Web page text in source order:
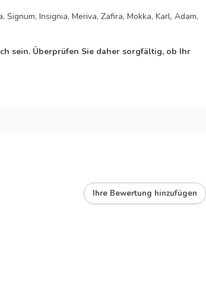
Insignia, Meriva, Zafira, Mokka, Karl, Adam,
sein. Überprüfen Sie daher sorgfältig, ob Ihr
Ihre Bewertung hinzufügen